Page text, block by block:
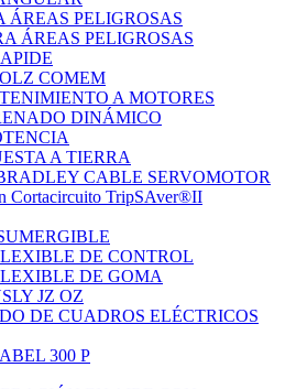
ÁREAS PELIGROSAS
ÁREAS PELIGROSAS
COMEM
A MOTORES
DINÁMICO
A TIERRA
CABLE SERVOMOTOR
Cortacircuito TripSAver®II
DE CONTROL
DE GOMA
JZ OZ
DE CUADROS ELÉCTRICOS
300 P